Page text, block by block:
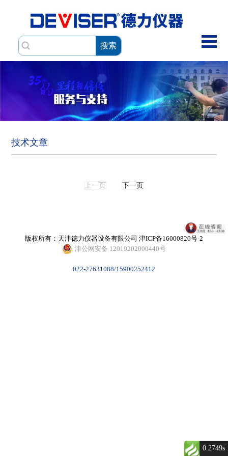
搜索
技术文章
上一页 下一页
版权所有：天津德力仪器设备有限公司 津ICP备16000820号-2
津公网安备 12019202000440号
022-27631088/15900252412
0.2749s